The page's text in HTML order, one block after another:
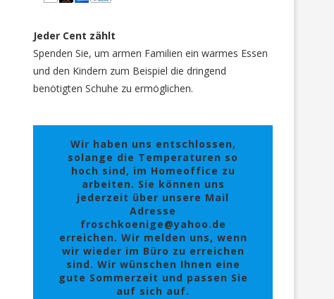
Jeder Cent zählt
Spenden Sie, um armen Familien ein warmes Essen
und den Kindern zum Beispiel die dringend
benötigten Schuhe zu ermöglichen.
Wir haben uns entschlossen,
solange die Temperaturen so
hoch sind, im Homeoffice zu
arbeiten. Sie können uns
jederzeit über unsere Mail
Adresse
froschkoenige@yahoo.de
erreichen. Wir melden uns, wenn
wir wieder im Büro zu erreichen
sind. Wir wünschen Ihnen eine
gute Sommerzeit und passen Sie
auf sich auf.